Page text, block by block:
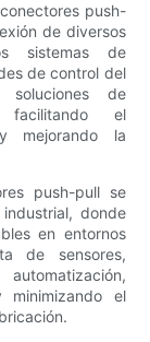
push-
de diversos
sistemas de
de control del
soluciones de
facilitando el
mejorando la
push-pull se
donde
en entornos
de sensores,
minimizando el